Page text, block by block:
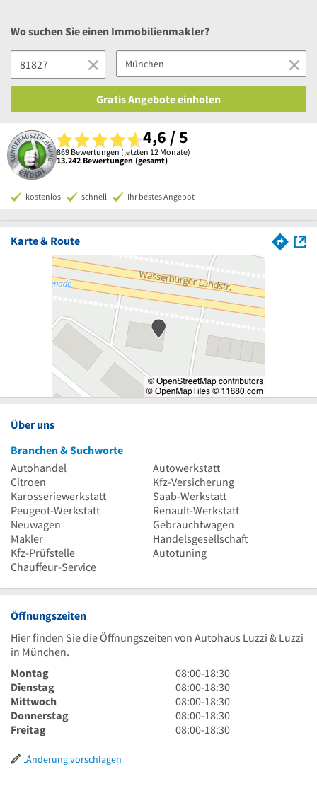
Wo suchen Sie einen Immobilienmakler?
Gratis Angebote einholen
4,6 / 5
869 Bewertungen (letzten 12 Monate)
13.242 Bewertungen (gesamt)
kostenlos schnell Ihr bestes Angebot
Karte & Route
Über uns
Branchen & Suchworte
Autohandel
Autowerkstatt
Citroen
Kfz-Versicherung
Karosseriewerkstatt
Saab-Werkstatt
Peugeot-Werkstatt
Renault-Werkstatt
Neuwagen
Gebrauchtwagen
Makler
Handelsgesellschaft
Kfz-Prüfstelle
Autotuning
Chauffeur-Service
Öffnungszeiten
Hier finden Sie die Öffnungszeiten von Autohaus Luzzi & Luzzi
in München.
Montag
8
Uhr
bis
18
Uhr
08:00-18:30
Dienstag
8
Uhr
bis
18
08:00-18:30
Mittwoch
8
Uhr
bis
08:00-18:30
Donnerstag
8
Uhr
08:00-18:30
Freitag
8
08:00-18:30
Änderung vorschlagen